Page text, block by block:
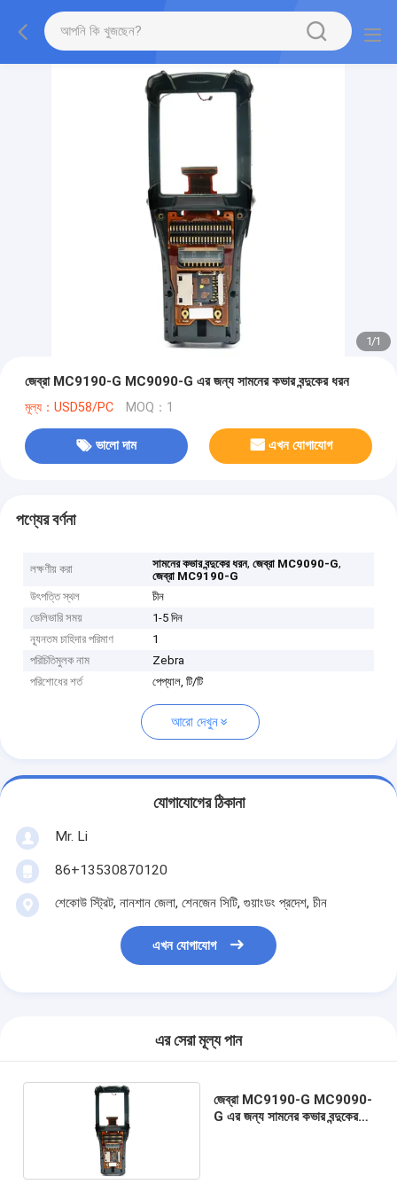
1/1
জেব্রা MC9190-G MC9090-G এর জন্য সামনের কভার বন্দুকের ধরন
মূল্য：USD58/PC MOQ：1
ভালো দাম এখন যোগাযোগ
পণ্যের বর্ণনা
লক্ষণীয় করা সামনের কভার বন্দুকের ধরন,জেব্রা MC9090-G,
জেব্রা MC9190-G
উৎপত্তি স্থল
চীন
ডেলিভারি সময়
1-5 দিন
ন্যূনতম চাহিদার পরিমাণ
1
পরিচিতিমুলক নাম
Zebra
পরিশোধের শর্ত
পেপ্যাল, টি/টি
আরো দেখুন
যোগাযোগের ঠিকানা
Mr. Li
86+13530870120
শেকোউ স্ট্রিট, নানশান জেলা, শেনজেন সিটি, গুয়াংডং প্রদেশ, চীন
এখন যোগাযোগ
এর সেরা মূল্য পান
জেব্রা MC9190-G MC9090-
G এর জন্য সামনের কভার বন্দুকের